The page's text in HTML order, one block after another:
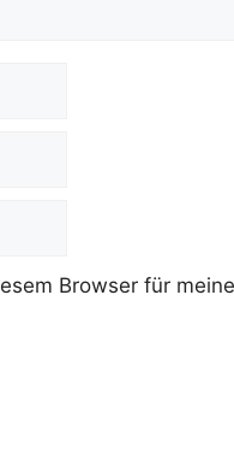
Browser für